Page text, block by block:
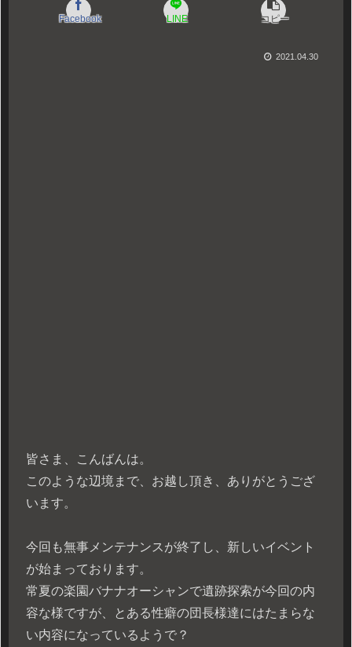
Facebook LINE コピー
2021.04.30
皆さま、こんばんは。
このような辺境まで、お越し頂き、ありがとうござ
います。
今回も無事メンテナンスが終了し、新しいイベント
が始まっております。
常夏の楽園バナナオーシャンで遺跡探索が今回の内
容な様ですが、とある性癖の団長様達にはたまらな
い内容になっているようで？